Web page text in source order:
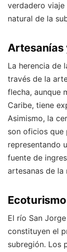
verdadero
natural de la
Artesanías
La herencia de
través de la
flecha, aunque
Caribe, tiene
Asimismo, la
son oficios que
representando
fuente de
artesanas de la
El río San
constituyen el
subregión. Los